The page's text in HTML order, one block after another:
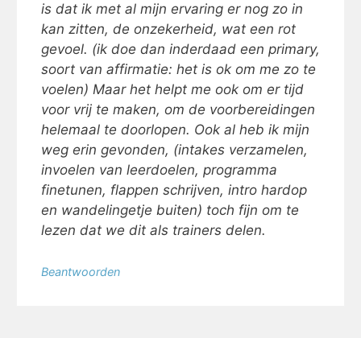
is dat ik met al mijn ervaring er nog zo in
kan zitten, de onzekerheid, wat een rot
gevoel. (ik doe dan inderdaad een primary,
soort van affirmatie: het is ok om me zo te
voelen) Maar het helpt me ook om er tijd
voor vrij te maken, om de voorbereidingen
helemaal te doorlopen. Ook al heb ik mijn
weg erin gevonden, (intakes verzamelen,
invoelen van leerdoelen, programma
finetunen, flappen schrijven, intro hardop
en wandelingetje buiten) toch fijn om te
lezen dat we dit als trainers delen.
Beantwoorden